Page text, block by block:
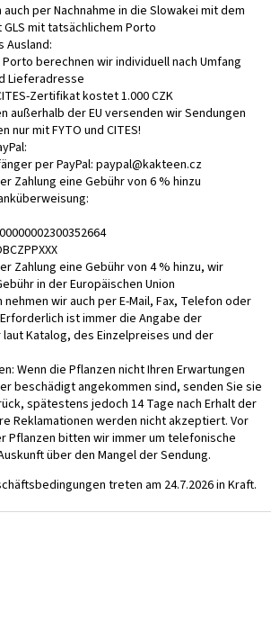
per Nachnahme in die Slowakei mit dem
mit tatsächlichem Porto
Ausland:
berechnen wir individuell nach Umfang
Lieferadresse
Zertifikat kostet 1.000 CZK
außerhalb der EU versenden wir Sendungen
nur mit FYTO und CITES!
per PayPal: paypal@kakteen.cz
Zahlung eine Gebühr von 6 % hinzu
Zahlung eine Gebühr von 4 % hinzu, wir
in der Europäischen Union
nehmen wir auch per E-Mail, Fax, Telefon oder
ist immer die Angabe der
Katalog, des Einzelpreises und der
Wenn die Pflanzen nicht Ihren Erwartungen
beschädigt angekommen sind, senden Sie sie
spätestens jedoch 14 Tage nach Erhalt der
Reklamationen werden nicht akzeptiert. Vor
Pflanzen bitten wir immer um telefonische
über den Mangel der Sendung.
treten am 24.7.2026 in Kraft.